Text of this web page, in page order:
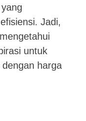
Jadi,
untuk
harga